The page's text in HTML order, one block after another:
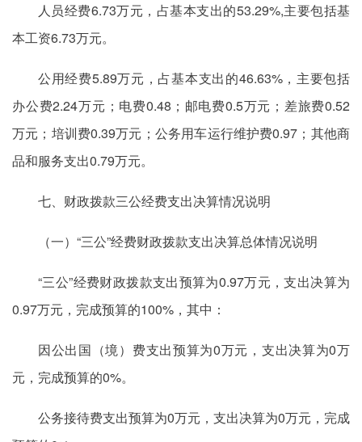
人员经费6.73万元，占基本支出的53.29%,主要包括基
本工资6.73万元。
公用经费5.89万元，占基本支出的46.63%，主要包括
办公费2.24万元；电费0.48；邮电费0.5万元；差旅费0.52
万元；培训费0.39万元；公务用车运行维护费0.97；其他商
品和服务支出0.79万元。
七、财政拨款三公经费支出决算情况说明
（一）“三公”经费财政拨款支出决算总体情况说明
“三公”经费财政拨款支出预算为0.97万元，支出决算为
0.97万元，完成预算的100%，其中：
因公出国（境）费支出预算为0万元，支出决算为0万
元，完成预算的0%。
公务接待费支出预算为0万元，支出决算为0万元，完成